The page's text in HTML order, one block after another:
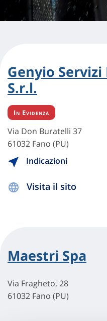
Genyio Servizi
S.r.l.
In Evidenza
Via Don Buratelli 37
61032 Fano (PU)
Indicazioni
Visita il sito
Maestri Spa
Via Fragheto, 28
61032 Fano (PU)